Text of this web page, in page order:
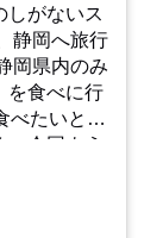
しがないス
岡県内のみ
を食べに行
べたいと思
、今回よう
時頃にも
過ぎ頃で